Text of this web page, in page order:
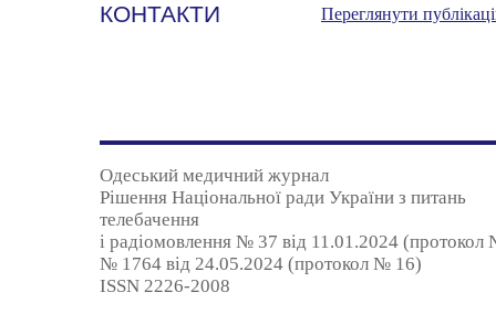
КОНТАКТИ
Переглянути
Одеський медичний журнал
Рішення Національної ради України з питань
телебачення
і радіомовлення № 37 від 11.01.2024 (протокол
№ 1764 від 24.05.2024 (протокол № 16)
ISSN 2226-2008